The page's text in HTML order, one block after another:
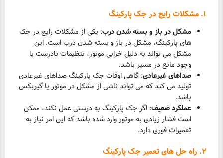
۱. مشکلات رایج در جک پارکینگ
مشکل در باز و بسته شدن درب: یکی از مشکلات رایج در جک
های پارکینگ، مشکل در باز و بسته شدن درب است. این
مشکل می تواند به دلیل خرابی موتور، تنظیمات نادرست یا
وجود مانع در مسیر باشد.
صداهای غیرعادی: گاهی اوقات جک پارکینگ صداهای غیرعادی
تولید می کند که می تواند ناشی از مشکل در موتور یا گیربکس
باشد.
عملکرد ضعیف: اگر جک پارکینگ به درستی عمل نکند، ممکن
است فشار زیادی به موتور وارد شده باشد که این امر نیاز به
تعمیرات فوری دارد.
۲. راه حل های تعمیر جک پارکینگ